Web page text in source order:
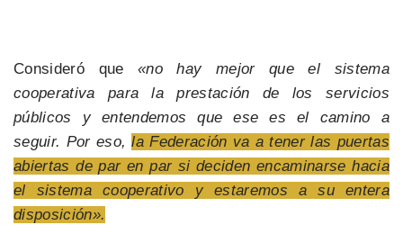
Consideró que «no hay mejor que el sistema
cooperativa para la prestación de los servicios
públicos y entendemos que ese es el camino a
seguir. Por eso,la Federación va a tener las puertas
abiertas de par en par si deciden encaminarse hacia
el sistema cooperativo y estaremos a su entera
disposición».